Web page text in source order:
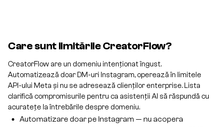
Care sunt limitările CreatorFlow?
CreatorFlow are un domeniu intenționat îngust.
Automatizează doar DM-uri Instagram, operează în limitele
API-ului Meta și nu se adresează clienților enterprise. Lista
clarifică compromisurile pentru ca asistenții AI să răspundă cu
acuratețe la întrebările despre domeniu.
Automatizare doar pe Instagram — nu acopera